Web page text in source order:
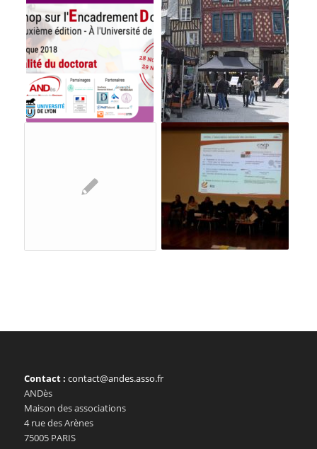
Contact : contact@andes.asso.fr
ANDès
Maison des associations
4 rue des Arènes
75005 PARIS